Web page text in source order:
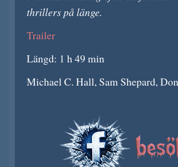
thrillers på länge.
Trailer
Längd: 1 h 49 min
Michael C. Hall, Sam Shepard,